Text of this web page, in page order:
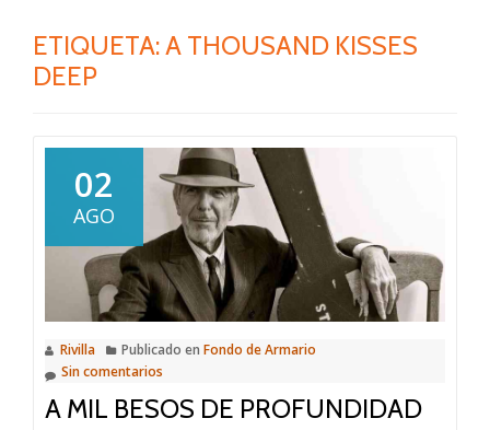
ETIQUETA:A THOUSAND KISSES
DEEP
02
AGO
Rivilla Publicado en Fondo de Armario
Sin comentarios
A MIL BESOS DE PROFUNDIDAD